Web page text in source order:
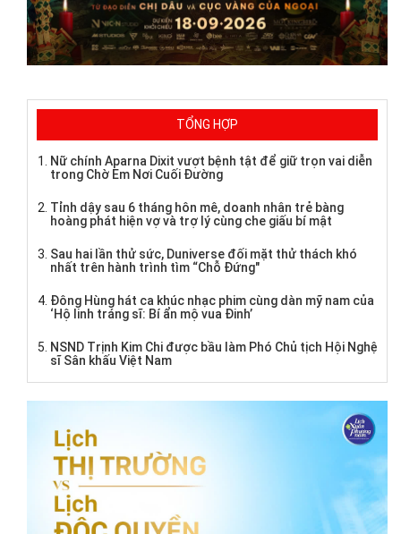
TỔNG HỢP
Nữ chính Aparna Dixit vượt bệnh tật để giữ trọn vai diễn
trong Chờ Em Nơi Cuối Đường
Tỉnh dậy sau 6 tháng hôn mê, doanh nhân trẻ bàng
hoàng phát hiện vợ và trợ lý cùng che giấu bí mật
Sau hai lần thử sức, Duniverse đối mặt thử thách khó
nhất trên hành trình tìm “Chỗ Đứng"
Đông Hùng hát ca khúc nhạc phim cùng dàn mỹ nam của
‘Hộ linh tráng sĩ: Bí ẩn mộ vua Đinh’
NSND Trịnh Kim Chi được bầu làm Phó Chủ tịch Hội Nghệ
sĩ Sân khấu Việt Nam